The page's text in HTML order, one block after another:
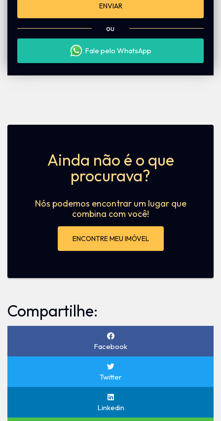
ENVIAR
ou
Fale pelo WhatsApp
Ainda não é o que
procurava?
Nós podemos encontrar um lugar que
combina com você!
ENCONTRE MEU IMÓVEL
Compartilhe:
Facebook
Twitter
Linkedin